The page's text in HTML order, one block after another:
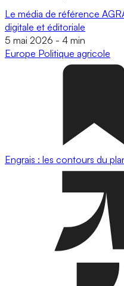
Le média de référence
digitale et éditoriale
5 mai 2026 - 4 min
Europe Politique agricole
Engrais : les contours du